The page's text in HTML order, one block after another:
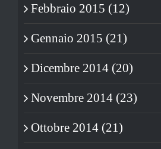
Febbraio 2015 (12)
Gennaio 2015 (21)
Dicembre 2014 (20)
Novembre 2014 (23)
Ottobre 2014 (21)